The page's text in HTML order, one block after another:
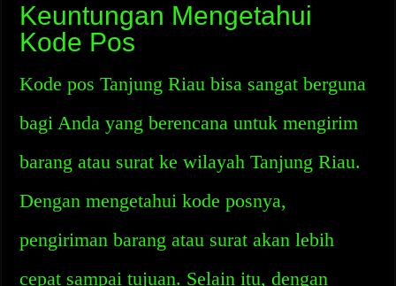
Keuntungan Mengetahui
Kode Pos
Kode pos Tanjung Riau bisa sangat berguna
bagi Anda yang berencana untuk mengirim
barang atau surat ke wilayah Tanjung Riau.
Dengan mengetahui kode posnya,
pengiriman barang atau surat akan lebih
cepat sampai tujuan. Selain itu, dengan